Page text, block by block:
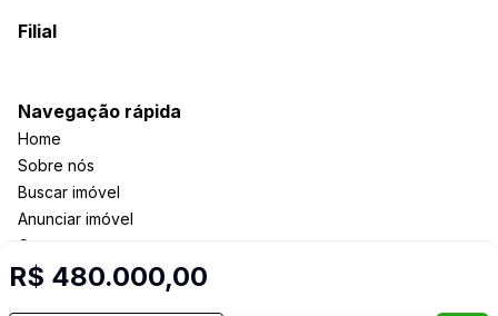
R$ 480.000,00
Filial
Navegação rápida
Home
Sobre nós
Buscar imóvel
Anunciar imóvel
Contato